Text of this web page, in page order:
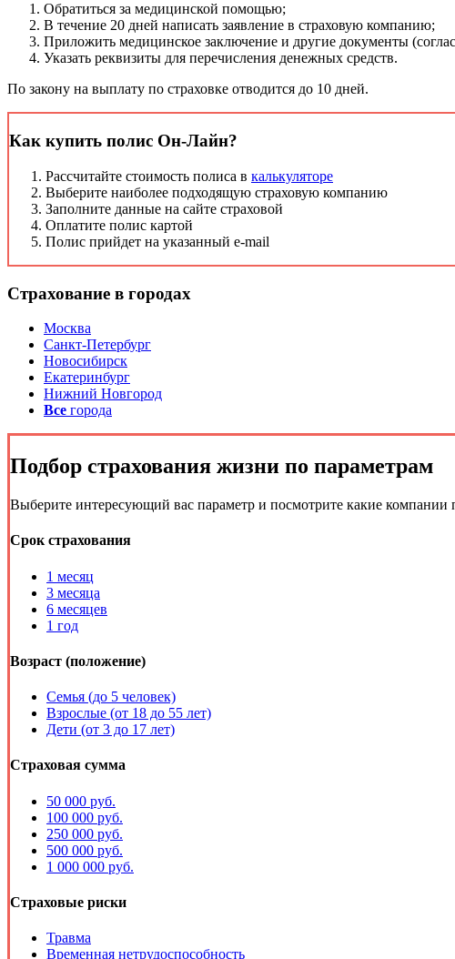
Обратиться за медицинской помощью;
В течение 20 дней написать заявление в страховую компанию;
Приложить медицинское заключение и другие документы
Указать реквизиты для перечисления денежных средств.
По закону на выплату по страховке отводится до 10 дней.
Как купить полис Он-Лайн?
Рассчитайте стоимость полиса в калькуляторе
Выберите наиболее подходящую страховую компанию
Заполните данные на сайте страховой
Оплатите полис картой
Полис прийдет на указанный e-mail
Страхование в городах
Москва
Санкт-Петербург
Новосибирск
Екатеринбург
Нижний Новгород
Все города
Подбор страхования жизни по параметрам
Выберите интересующий вас параметр и посмотрите какие компании
Срок страхования
1 месяц
3 месяца
6 месяцев
1 год
Возраст (положение)
Семья (до 5 человек)
Взрослые (от 18 до 55 лет)
Дети (от 3 до 17 лет)
Страховая сумма
50 000 руб.
100 000 руб.
250 000 руб.
500 000 руб.
1 000 000 руб.
Страховые риски
Травма
Временная нетрудоспособность